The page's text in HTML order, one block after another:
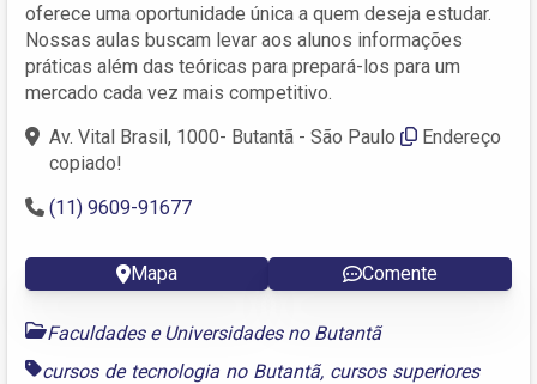
oferece uma oportunidade única a quem deseja estudar.
Nossas aulas buscam levar aos alunos informações
práticas além das teóricas para prepará-los para um
mercado cada vez mais competitivo.
Av. Vital Brasil, 1000- Butantã - São Paulo
Endereço
copiado!
(11) 9609-91677
Mapa Comente
Faculdades e Universidades no Butantã
cursos de tecnologia no Butantã, cursos superiores